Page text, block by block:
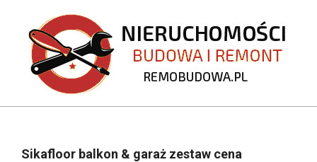
content
REMOBUDOWA.PL
NavigationSikafloor balkon & garaż zestaw cena